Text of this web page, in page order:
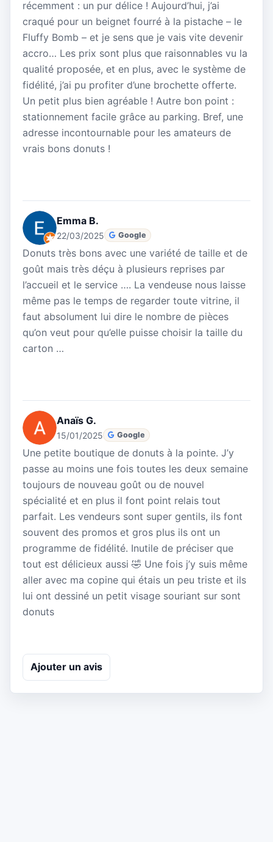
récemment : un pur délice ! Aujourd’hui, j’ai
craqué pour un beignet fourré à la pistache – le
Fluffy Bomb – et je sens que je vais vite devenir
accro… Les prix sont plus que raisonnables vu la
qualité proposée, et en plus, avec le système de
fidélité, j’ai pu profiter d’une brochette offerte.
Un petit plus bien agréable ! Autre bon point :
stationnement facile grâce au parking. Bref, une
adresse incontournable pour les amateurs de
vrais bons donuts !
Emma B.
22/03/2025 Google
Donuts très bons avec une variété de taille et de
goût mais très déçu à plusieurs reprises par
l’accueil et le service …. La vendeuse nous laisse
même pas le temps de regarder toute vitrine, il
faut absolument lui dire le nombre de pièces
qu’on veut pour qu’elle puisse choisir la taille du
carton …
Anaïs G.
15/01/2025 Google
Une petite boutique de donuts à la pointe. J’y
passe au moins une fois toutes les deux semaine
toujours de nouveau goût ou de nouvel
spécialité et en plus il font point relais tout
parfait. Les vendeurs sont super gentils, ils font
souvent des promos et gros plus ils ont un
programme de fidélité. Inutile de préciser que
tout est délicieux aussi 🤣 Une fois j’y suis même
aller avec ma copine qui étais un peu triste et ils
lui ont dessiné un petit visage souriant sur sont
donuts
Ajouter un avis